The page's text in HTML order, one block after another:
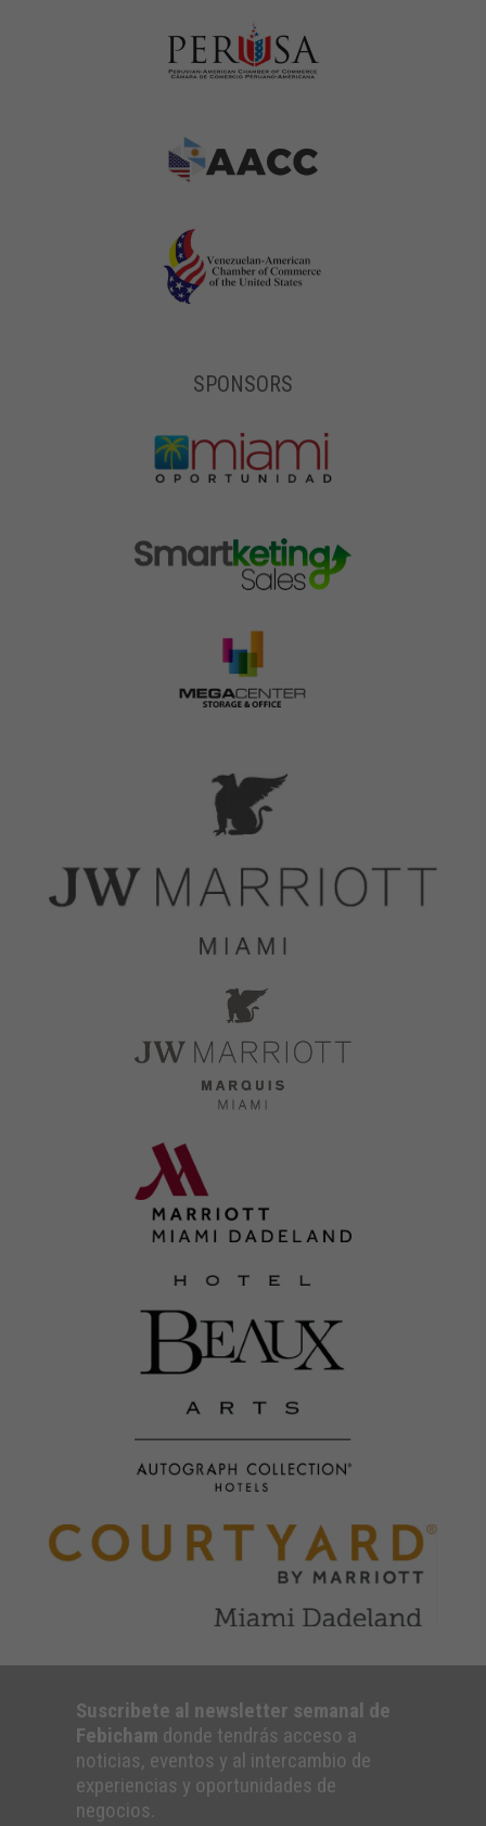
SPONSORS
Suscribete al newsletter semanal de
Febicham donde tendrás acceso a
noticias, eventos y al intercambio de
experiencias y oportunidades de
negocios.